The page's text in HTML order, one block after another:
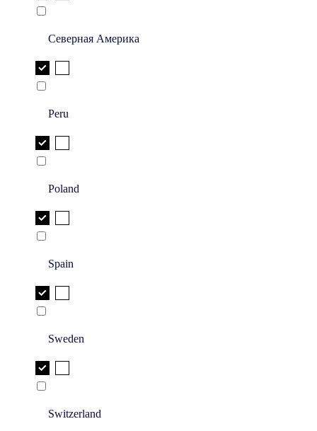
Северная Америка
Peru
Poland
Spain
Sweden
Switzerland